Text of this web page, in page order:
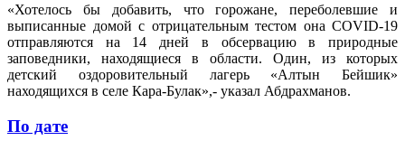
«Хотелось бы добавить, что горожане, переболевшие и
выписанные домой с отрицательным тестом она COVID-19
отправляются на 14 дней в обсервацию в природные
заповедники, находящиеся в области. Один, из которых
детский оздоровительный лагерь «Алтын Бейшик»
находящихся в селе Кара-Булак»,- указал Абдрахманов.
По дате